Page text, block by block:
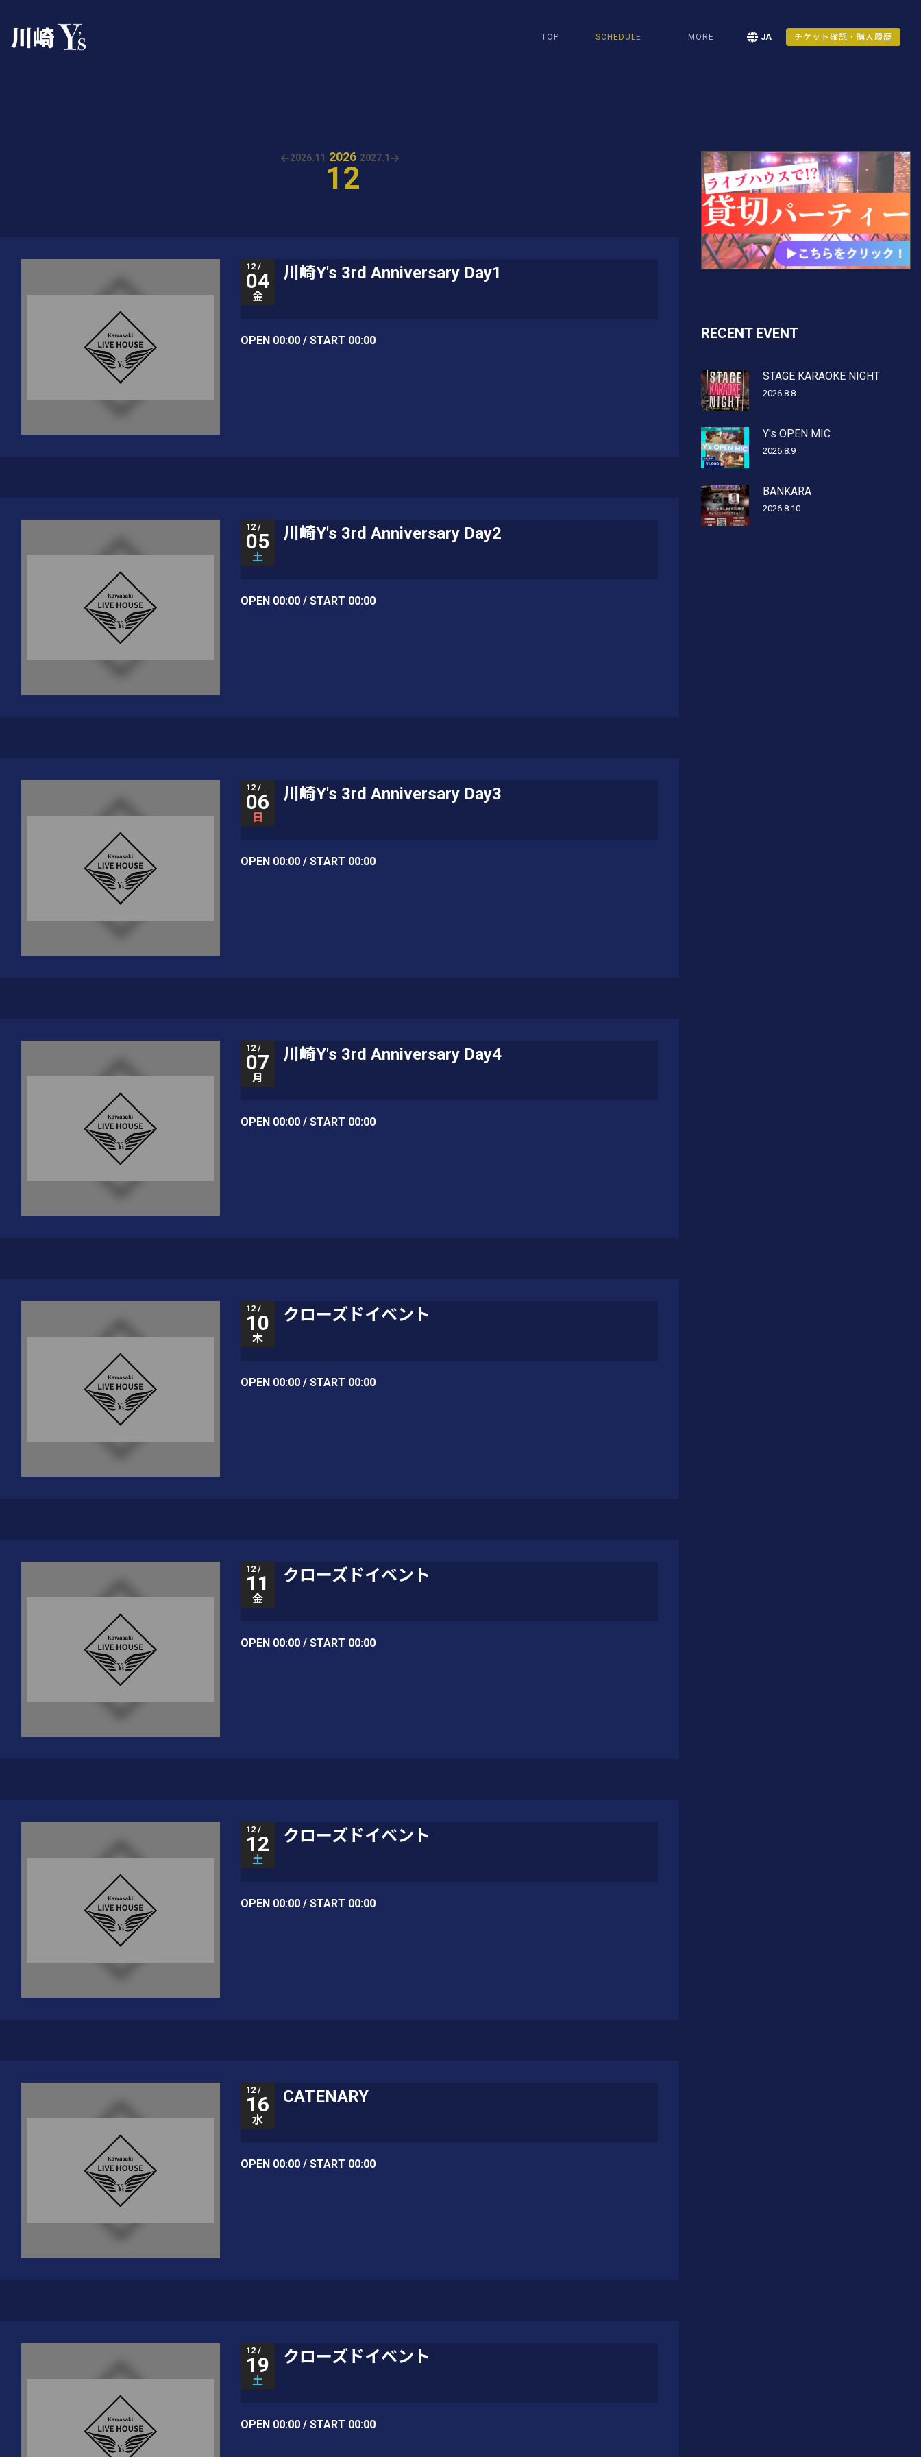
TOP SCHEDULE MORE JA チケット確認・購入履歴
2026.11 2026
12
2027.1
12 /
04
金
川崎Y's 3rd Anniversary Day1
OPEN 00:00 / START 00:00
12 /
05
土
川崎Y's 3rd Anniversary Day2
OPEN 00:00 / START 00:00
12 /
06
日
川崎Y's 3rd Anniversary Day3
OPEN 00:00 / START 00:00
12 /
07
月
川崎Y's 3rd Anniversary Day4
OPEN 00:00 / START 00:00
12 /
10
木
クローズドイベント
OPEN 00:00 / START 00:00
12 /
11
金
クローズドイベント
OPEN 00:00 / START 00:00
12 /
12
土
クローズドイベント
OPEN 00:00 / START 00:00
12 /
16
水
CATENARY
OPEN 00:00 / START 00:00
12 /
19
土
クローズドイベント
OPEN 00:00 / START 00:00
RECENT EVENT
STAGE KARAOKE NIGHT
2026.8.8
Y's OPEN MIC
2026.8.9
BANKARA
2026.8.10